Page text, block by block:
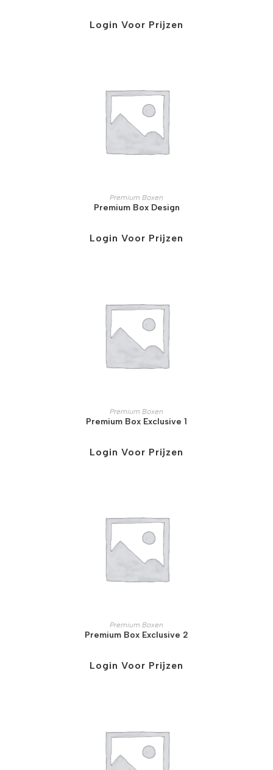
Login Voor Prijzen
Premium Boxen
Premium Box Design
Login Voor Prijzen
Premium Boxen
Premium Box Exclusive 1
Login Voor Prijzen
Premium Boxen
Premium Box Exclusive 2
Login Voor Prijzen